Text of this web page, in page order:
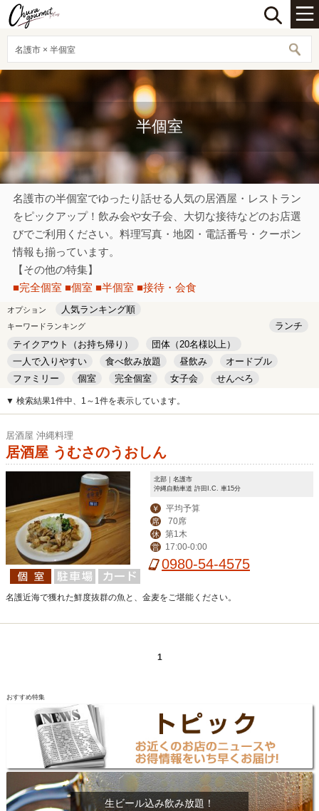
名護市 × 半個室
半個室
名護市の半個室でゆったり話せる人気の居酒屋・レストラン
をピックアップ！飲み会や女子会、大切な接待などのお店選
びでご利用ください。料理写真・地図・電話番号・クーポン
情報も揃っています。
【その他の特集】
■完全個室 ■個室 ■半個室 ■接待・会食
オプション 人気ランキング順
キーワードランキング
ランチ
テイクアウト（お持ち帰り）
団体（20名様以上）
一人で入りやすい
食べ飲み放題 昼飲み
オードブル
ファミリー
個室 完全個室 女子会
せんべろ
キッズルーム
安い デート
▼ 検索結果1件中、1～1件を表示しています。
居酒屋 沖縄料理
居酒屋 うむさのうおしん
北部｜名護市
沖縄自動車道 許田I.C. 車15分
￥ 平均予算
席 70席
休 第1木
営 17:00-0:00
0980-54-4575
名護近海で獲れた鮮度抜群の魚と、金麦をご堪能ください。
1
おすすめ特集
生ビール込み飲み放題！